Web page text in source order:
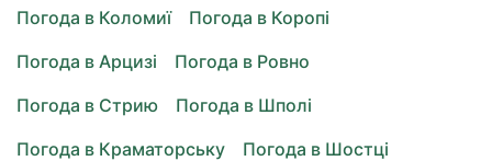
Погода в Коломиї
Погода в Коропі
Погода в Арцизі
Погода в Ровно
Погода в Стрию
Погода в Шполі
Погода в Краматорську
Погода в Шостці